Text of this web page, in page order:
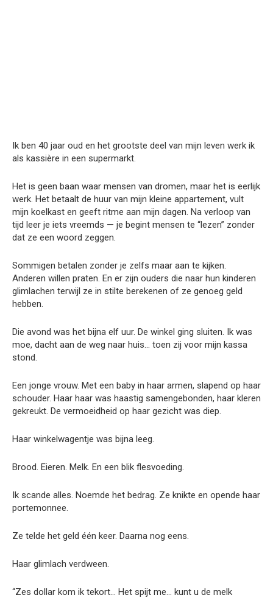
Ik ben 40 jaar oud en het grootste deel van mijn leven werk ik
als kassière in een supermarkt.
Het is geen baan waar mensen van dromen, maar het is eerlijk
werk. Het betaalt de huur van mijn kleine appartement, vult
mijn koelkast en geeft ritme aan mijn dagen. Na verloop van
tijd leer je iets vreemds — je begint mensen te “lezen” zonder
dat ze een woord zeggen.
Sommigen betalen zonder je zelfs maar aan te kijken.
Anderen willen praten. En er zijn ouders die naar hun kinderen
glimlachen terwijl ze in stilte berekenen of ze genoeg geld
hebben.
Die avond was het bijna elf uur. De winkel ging sluiten. Ik was
moe, dacht aan de weg naar huis… toen zij voor mijn kassa
stond.
Een jonge vrouw. Met een baby in haar armen, slapend op haar
schouder. Haar haar was haastig samengebonden, haar kleren
gekreukt. De vermoeidheid op haar gezicht was diep.
Haar winkelwagentje was bijna leeg.
Brood. Eieren. Melk. En een blik flesvoeding.
Ik scande alles. Noemde het bedrag. Ze knikte en opende haar
portemonnee.
Ze telde het geld één keer. Daarna nog eens.
Haar glimlach verdween.
“Zes dollar kom ik tekort… Het spijt me… kunt u de melk